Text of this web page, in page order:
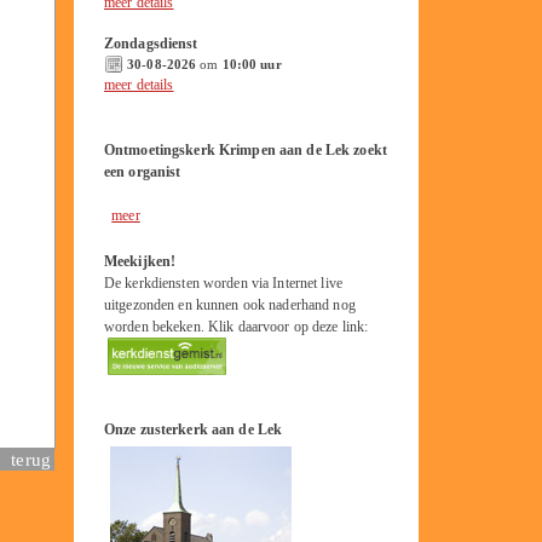
terug
Zondagsdienst
30-08-2026 om 10:00 uur
meer details
Ontmoetingskerk Krimpen aan de Lek zoekt
een organist
meer
Meekijken!
De kerkdiensten worden via Internet live
uitgezonden en kunnen ook naderhand nog
worden bekeken. Klik daarvoor op deze link:
Onze zusterkerk aan de Lek